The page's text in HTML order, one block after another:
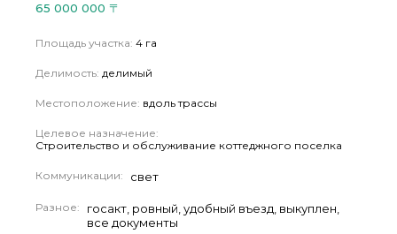
65 000 000 〒
Площадь участка: 4 га
Делимость: делимый
Местоположение: вдоль трассы
Целевое назначение:
Строительство и обслуживание коттеджного поселка
Коммуникации: свет
Разное:
госакт, ровный, удобный въезд, выкуплен,
все документы